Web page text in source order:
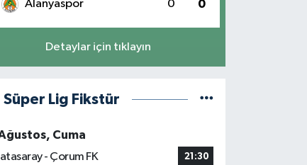
Alanyaspor 0 0
Detaylar için tıklayın
Süper Lig Fikstür
Cuma
- Çorum FK
21:30